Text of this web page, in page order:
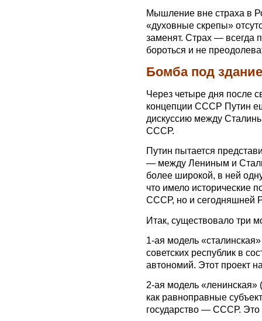
Мышление вне страха в
«духовные скрепы»
заменят. Страх — всегда
бороться и не
Бомба под
Через четыре дня после
концепции СССР Путин
дискуссию между
СССР.
Путин пытается
— между Лениным и
более широкой, в ней
что имело исторические
СССР, но и сегодняшней
Итак, существовало три
1-ая модель
советских республик в
автономий. Этот проект
2-ая модель «ленинская»
как равноправные
государство — СССР.